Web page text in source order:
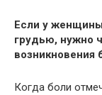
Если у
грудью, нужно
возникновения
Когда боли